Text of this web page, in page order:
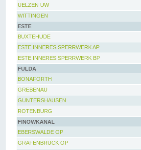
UELZEN UW
WITTINGEN
ESTE
BUXTEHUDE
ESTE INNERES SPERRWERK AP
ESTE INNERES SPERRWERK BP
FULDA
BONAFORTH
GREBENAU
GUNTERSHAUSEN
ROTENBURG
FINOWKANAL
EBERSWALDE OP
GRAFENBRÜCK OP